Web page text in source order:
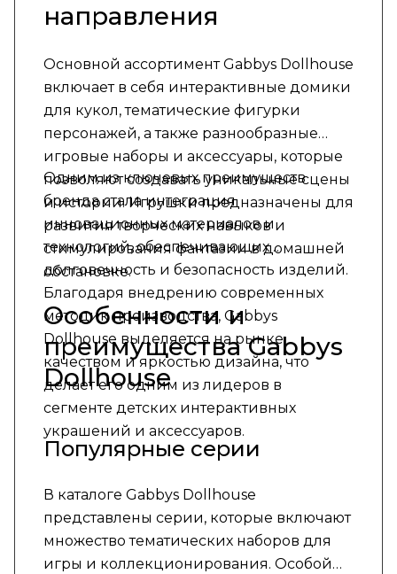
направления
Основной ассортимент Gabbys Dollhouse
включает в себя интерактивные домики
для кукол, тематические фигурки
персонажей, а также разнообразные
игровые наборы и аксессуары, которые
позволяют создавать уникальные сцены
и истории. Игрушки предназначены для
развития творческих навыков и
стимулирования фантазии в домашней
обстановке.
Одним из ключевых преимуществ
бренда стала интеграция
инновационных материалов и
технологий, обеспечивающих
долговечность и безопасность изделий.
Благодаря внедрению современных
методик производства, Gabbys
Dollhouse выделяется на рынке
качеством и яркостью дизайна, что
делает его одним из лидеров в
сегменте детских интерактивных
украшений и аксессуаров.
Особенности и
преимущества Gabbys
Dollhouse
Популярные серии
В каталоге Gabbys Dollhouse
представлены серии, которые включают
множество тематических наборов для
игры и коллекционирования. Особой